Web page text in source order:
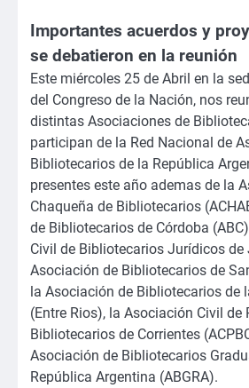
Importantes acuerdos y
se debatieron en la reunión
Este miércoles 25 de Abril en la
del Congreso de la Nación, nos
distintas Asociaciones de
participan de la Red Nacional de
Bibliotecarios de la República
presentes este año ademas de la
Chaqueña de Bibliotecarios
de Bibliotecarios de Córdoba
Civil de Bibliotecarios Jurídicos de
Asociación de Bibliotecarios de
la Asociación de Bibliotecarios de
(Entre Rios), la Asociación Civil de
Bibliotecarios de Corrientes
Asociación de Bibliotecarios
República Argentina (ABGRA).